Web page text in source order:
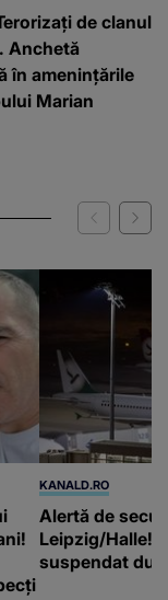
de clanul
Anchetă
în amenințările
Marian
KANALD.RO
Alertă de
Leipzig/Halle!
suspendat